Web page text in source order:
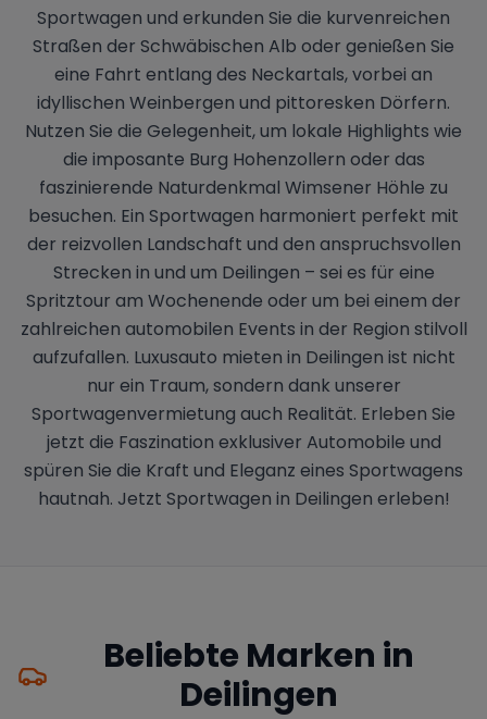
Sportwagen und erkunden Sie die kurvenreichen
Straßen der Schwäbischen Alb oder genießen Sie
eine Fahrt entlang des Neckartals, vorbei an
idyllischen Weinbergen und pittoresken Dörfern.
Nutzen Sie die Gelegenheit, um lokale Highlights wie
die imposante Burg Hohenzollern oder das
faszinierende Naturdenkmal Wimsener Höhle zu
besuchen. Ein Sportwagen harmoniert perfekt mit
der reizvollen Landschaft und den anspruchsvollen
Strecken in und um Deilingen – sei es für eine
Spritztour am Wochenende oder um bei einem der
zahlreichen automobilen Events in der Region stilvoll
aufzufallen. Luxusauto mieten in Deilingen ist nicht
nur ein Traum, sondern dank unserer
Sportwagenvermietung auch Realität. Erleben Sie
jetzt die Faszination exklusiver Automobile und
spüren Sie die Kraft und Eleganz eines Sportwagens
hautnah. Jetzt Sportwagen in Deilingen erleben!
Beliebte Marken in
Deilingen